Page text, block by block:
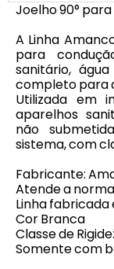
Joelho 90°
A Linha
para
sanitário,
completo para
Utilizada em
aparelhos
não
sistema, com
Fabricante:
Atende a
Linha fabricada
Cor Branca
Classe de
Somente com